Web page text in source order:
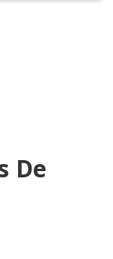
De